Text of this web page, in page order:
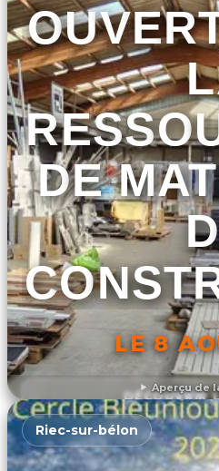
Aperçu de
DE
LE 8
DÉCOUVRIR
Riec-sur-bélon